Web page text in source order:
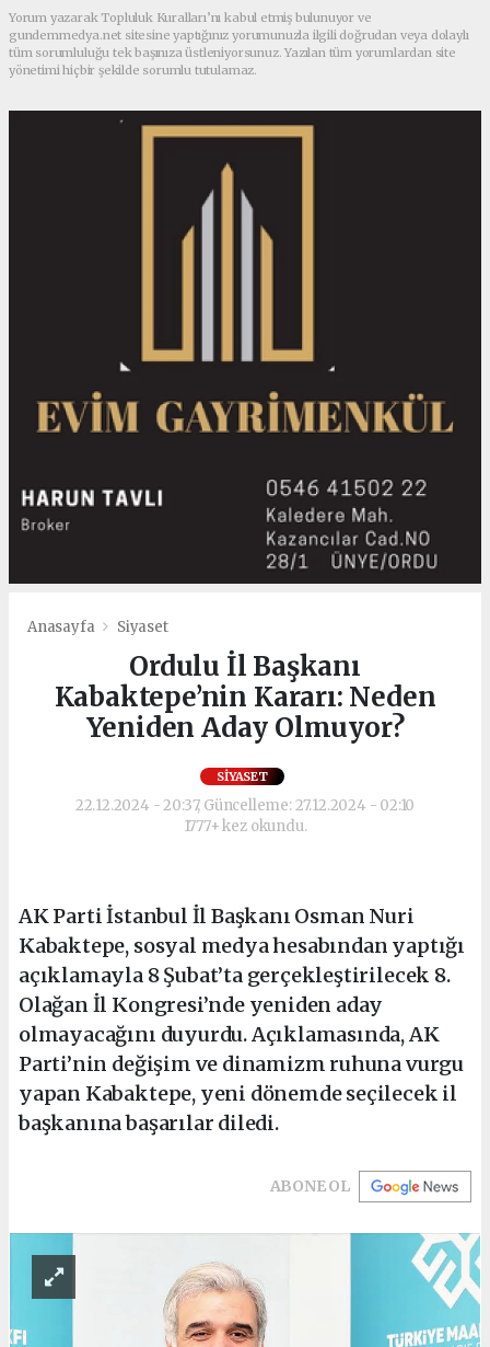
Yorum yazarak Topluluk Kuralları’nı kabul etmiş bulunuyor ve
gundemmedya.net sitesine yaptığınız yorumunuzla ilgili doğrudan veya dolaylı
tüm sorumluluğu tek başınıza üstleniyorsunuz. Yazılan tüm yorumlardan site
yönetimi hiçbir şekilde sorumlu tutulamaz.
Anasayfa Siyaset
Ordulu İl Başkanı
Kabaktepe’nin Kararı: Neden
Yeniden Aday Olmuyor?
SIYASET
22.12.2024 - 20:37, Güncelleme: 27.12.2024 - 02:10
1777+ kez okundu.
AK Parti İstanbul İl Başkanı Osman Nuri
Kabaktepe, sosyal medya hesabından yaptığı
açıklamayla 8 Şubat’ta gerçekleştirilecek 8.
Olağan İl Kongresi’nde yeniden aday
olmayacağını duyurdu. Açıklamasında, AK
Parti’nin değişim ve dinamizm ruhuna vurgu
yapan Kabaktepe, yeni dönemde seçilecek il
başkanına başarılar diledi.
ABONE OL